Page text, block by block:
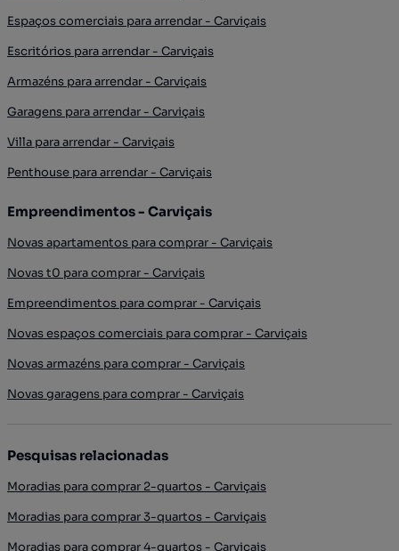
Espaços comerciais para arrendar - Carviçais
Escritórios para arrendar - Carviçais
Armazéns para arrendar - Carviçais
Garagens para arrendar - Carviçais
Villa para arrendar - Carviçais
Penthouse para arrendar - Carviçais
Empreendimentos - Carviçais
Novas apartamentos para comprar - Carviçais
Novas t0 para comprar - Carviçais
Empreendimentos para comprar - Carviçais
Novas espaços comerciais para comprar - Carviçais
Novas armazéns para comprar - Carviçais
Novas garagens para comprar - Carviçais
Pesquisas relacionadas
Moradias para comprar 2-quartos - Carviçais
Moradias para comprar 3-quartos - Carviçais
Moradias para comprar 4-quartos - Carviçais